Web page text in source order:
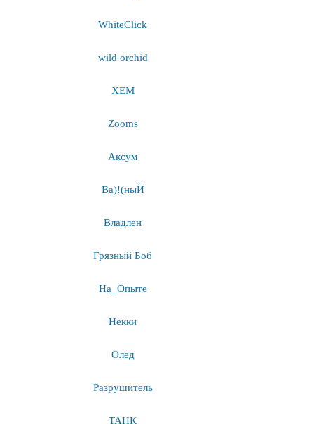
WhiteClick
wild orchid
XEM
Zooms
Аксум
Ва)!(ныЙ
Владлен
Грязный Боб
На_Опыте
Некки
Олед
Разрушитель
ТАНК